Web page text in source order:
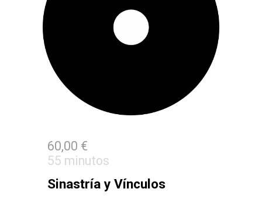
60,00 €
55 minutos
Sinastría y Vínculos